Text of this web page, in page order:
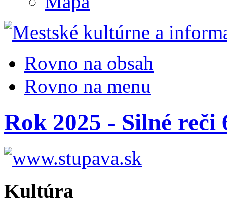
Rovno na obsah
Rovno na menu
Rok 2025 - Silné reči
Kultúra